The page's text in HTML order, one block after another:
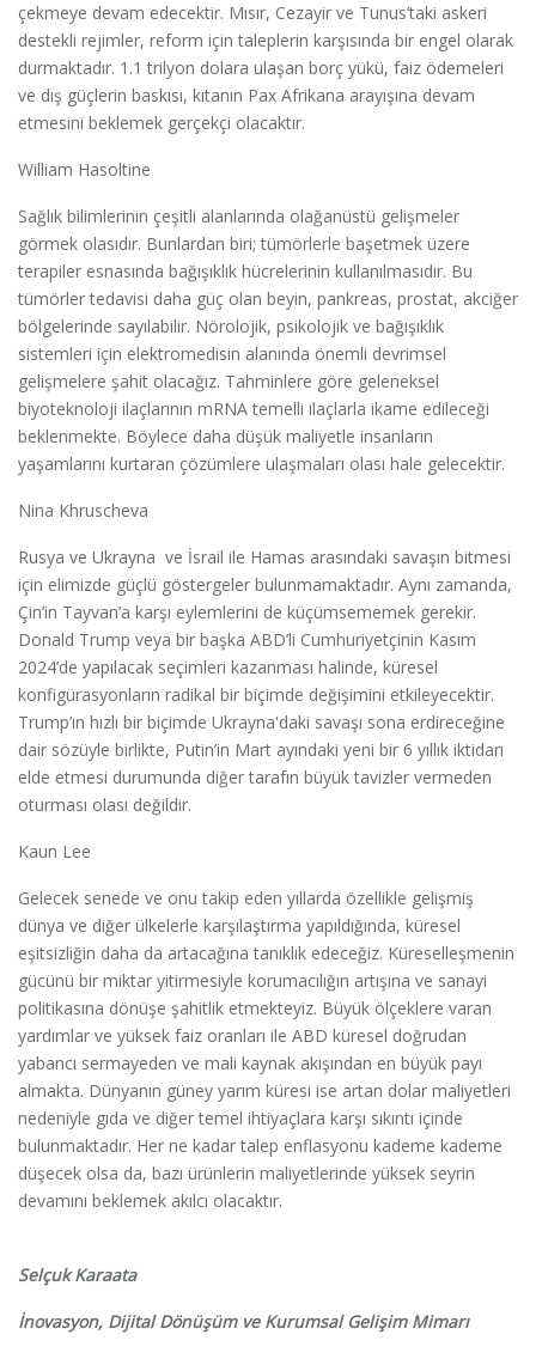
çekmeye devam edecektir. Mısır, Cezayir ve Tunus’taki askeri
destekli rejimler, reform için taleplerin karşısında bir engel olarak
durmaktadır. 1.1 trilyon dolara ulaşan borç yükü, faiz ödemeleri
ve dış güçlerin baskısı, kıtanın Pax Afrikana arayışına devam
etmesini beklemek gerçekçi olacaktır.
William Hasoltine
Sağlık bilimlerinin çeşitli alanlarında olağanüstü gelişmeler
görmek olasıdır. Bunlardan biri; tümörlerle başetmek üzere
terapiler esnasında bağışıklık hücrelerinin kullanılmasıdır. Bu
tümörler tedavisi daha güç olan beyin, pankreas, prostat, akciğer
bölgelerinde sayılabilir. Nörolojik, psikolojik ve bağışıklık
sistemleri için elektromedisin alanında önemli devrimsel
gelişmelere şahit olacağız. Tahminlere göre geleneksel
biyoteknoloji ilaçlarının mRNA temelli ilaçlarla ikame edileceği
beklenmekte. Böylece daha düşük maliyetle insanların
yaşamlarını kurtaran çözümlere ulaşmaları olası hale gelecektir.
Nina Khruscheva
Rusya ve Ukrayna ve İsrail ile Hamas arasındaki savaşın bitmesi
için elimizde güçlü göstergeler bulunmamaktadır. Aynı zamanda,
Çin’in Tayvan’a karşı eylemlerini de küçümsememek gerekir.
Donald Trump veya bir başka ABD’li Cumhuriyetçinin Kasım
2024’de yapılacak seçimleri kazanması halinde, küresel
konfigürasyonların radikal bir biçimde değişimini etkileyecektir.
Trump’ın hızlı bir biçimde Ukrayna'daki savaşı sona erdireceğine
dair sözüyle birlikte, Putin’in Mart ayındaki yeni bir 6 yıllık iktidarı
elde etmesi durumunda diğer tarafın büyük tavizler vermeden
oturması olası değildir.
Kaun Lee
Gelecek senede ve onu takip eden yıllarda özellikle gelişmiş
dünya ve diğer ülkelerle karşılaştırma yapıldığında, küresel
eşitsizliğin daha da artacağına tanıklık edeceğiz. Küreselleşmenin
gücünü bir miktar yitirmesiyle korumacılığın artışına ve sanayi
politikasına dönüşe şahitlik etmekteyiz. Büyük ölçeklere varan
yardımlar ve yüksek faiz oranları ile ABD küresel doğrudan
yabancı sermayeden ve mali kaynak akışından en büyük payı
almakta. Dünyanın güney yarım küresi ise artan dolar maliyetleri
nedeniyle gıda ve diğer temel ihtiyaçlara karşı sıkıntı içinde
bulunmaktadır. Her ne kadar talep enflasyonu kademe kademe
düşecek olsa da, bazı ürünlerin maliyetlerinde yüksek seyrin
devamını beklemek akılcı olacaktır.
Selçuk Karaata
İnovasyon, Dijital Dönüşüm ve Kurumsal Gelişim Mimarı